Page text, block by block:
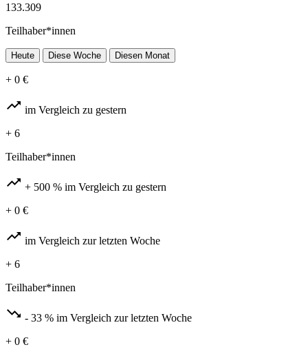
133.309
Teilhaber*innen
Heute Diese Woche Diesen Monat
+ 0 €
trending_up im Vergleich zu gestern
+ 6
Teilhaber*innen
trending_up + 500 % im Vergleich zu gestern
+ 0 €
trending_up im Vergleich zur letzten Woche
+ 6
Teilhaber*innen
trending_down - 33 % im Vergleich zur letzten Woche
+ 0 €